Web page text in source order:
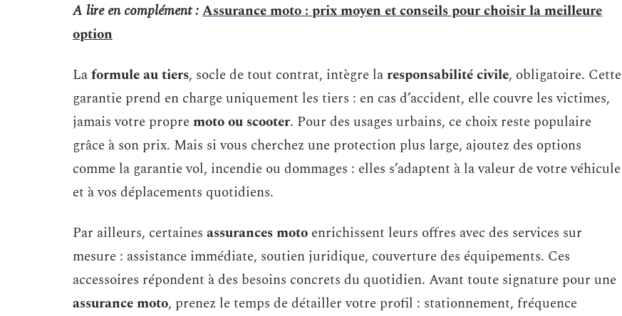
A lire en complément :Assurance moto : prix moyen et conseils pour choisir la meilleure
option
Laformule au tiers, socle de tout contrat, intègre laresponsabilité civile, obligatoire. Cette
garantie prend en charge uniquement les tiers : en cas d’accident, elle couvre les victimes,
jamais votre propremoto ou scooter. Pour des usages urbains, ce choix reste populaire
grâce à son prix. Mais si vous cherchez une protection plus large, ajoutez des options
comme la garantie vol, incendie ou dommages : elles s’adaptent à la valeur de votre véhicule
et à vos déplacements quotidiens.
Par ailleurs, certaines assurances moto enrichissent leurs offres avec des services sur
mesure : assistance immédiate, soutien juridique, couverture des équipements. Ces
accessoires répondent à des besoins concrets du quotidien. Avant toute signature pour une
assurance moto, prenez le temps de détailler votre profil : stationnement, fréquence